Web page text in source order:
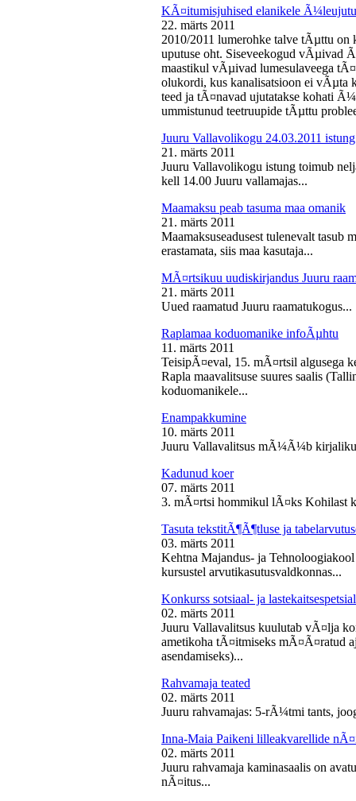
KÃ¤itumisjuhised elanikele
22. märts 2011
2010/2011 lumerohke talve tÃµttu on
uputuse oht. Siseveekogud vÃµivad
maastikul vÃµivad lumesulaveega
olukordi, kus kanalisatsioon ei vÃµta
teed ja tÃ¤navad ujutatakse kohati
ummistunud teetruupide tÃµttu
Juuru Vallavolikogu 24.03.2011 istung
21. märts 2011
Juuru Vallavolikogu istung toimub
kell 14.00 Juuru vallamajas...
Maamaksu peab tasuma maa omanik
21. märts 2011
Maamaksuseadusest tulenevalt tasub
erastamata, siis maa kasutaja...
MÃ¤rtsikuu uudiskirjandus Juuru
21. märts 2011
Uued raamatud Juuru raamatukogus...
Raplamaa koduomanike infoÃµhtu
11. märts 2011
TeisipÃ¤eval, 15. mÃ¤rtsil algusega
Rapla maavalitsuse suures saalis
koduomanikele...
Enampakkumine
10. märts 2011
Juuru Vallavalitsus mÃ¼Ã¼b kirjaliku
Kadunud koer
07. märts 2011
3. mÃ¤rtsi hommikul lÃ¤ks Kohilast
Tasuta tekstitÃ¶Ã¶tluse ja
03. märts 2011
Kehtna Majandus- ja
kursustel arvutikasutusvaldkonnas...
Konkurss sotsiaal- ja
02. märts 2011
Juuru Vallavalitsus kuulutab vÃ¤lja
ametikoha tÃ¤itmiseks mÃ¤Ã¤ratud
asendamiseks)...
Rahvamaja teated
02. märts 2011
Juuru rahvamajas: 5-rÃ¼tmi tants,
Inna-Maia Paikeni lilleakvarellide
02. märts 2011
Juuru rahvamaja kaminasaalis on
nÃ¤itus...